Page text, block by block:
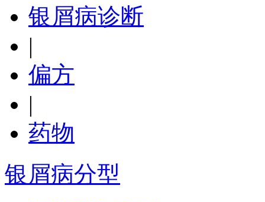
银屑病诊断
|
偏方
|
药物
银屑病分型